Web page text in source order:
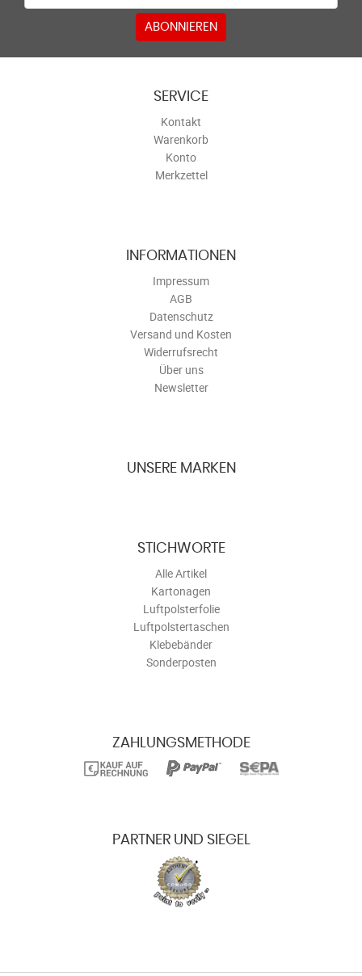
ABONNIEREN
SERVICE
Kontakt
Warenkorb
Konto
Merkzettel
INFORMATIONEN
Impressum
AGB
Datenschutz
Versand und Kosten
Widerrufsrecht
Über uns
Newsletter
UNSERE MARKEN
STICHWORTE
Alle Artikel
Kartonagen
Luftpolsterfolie
Luftpolstertaschen
Klebebänder
Sonderposten
ZAHLUNGSMETHODE
PARTNER UND SIEGEL